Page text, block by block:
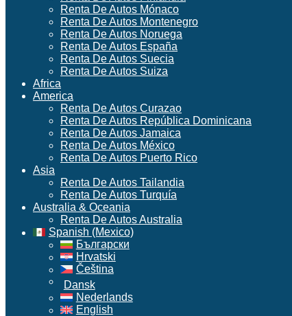
Renta De Autos Mónaco
Renta De Autos Montenegro
Renta De Autos Noruega
Renta De Autos España
Renta De Autos Suecia
Renta De Autos Suiza
Africa
America
Renta De Autos Curazao
Renta De Autos República Dominicana
Renta De Autos Jamaica
Renta De Autos México
Renta De Autos Puerto Rico
Asia
Renta De Autos Tailandia
Renta De Autos Turquía
Australia & Oceania
Renta De Autos Australia
Spanish (Mexico)
Български
Hrvatski
Čeština
Dansk
Nederlands
English